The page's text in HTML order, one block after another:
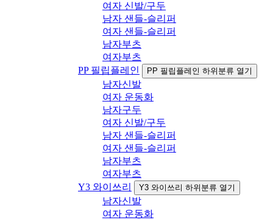
여자 신발/구두
남자 샌들-슬리퍼
여자 샌들-슬리퍼
남자부츠
여자부츠
PP 필립플레인
PP 필립플레인 하위분류 열기
남자신발
여자 운동화
남자구두
여자 신발/구두
남자 샌들-슬리퍼
여자 샌들-슬리퍼
남자부츠
여자부츠
Y3 와이쓰리
Y3 와이쓰리 하위분류 열기
남자신발
여자 운동화